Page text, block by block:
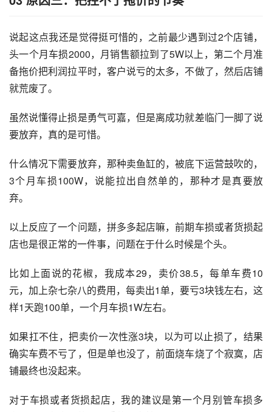
说起这点我还是觉得挺可惜的，之前最少遇到过2个店铺，
头一个月车损2000，月销售额拉到了5W以上，第二个月准
备拖价把利润拉平时，客户说亏的太多，不做了，然后店铺
就荒废了。
虽然说懂得止损是勇气可嘉，但是离成功就差临门一脚了说
要放弃，真的是可惜。
什么情况下需要放弃，那种卖鱼缸的，被底下运营鼓吹的，
3个月车损100W，说能拉出自然单的，那种才是真要放
弃。
以上反应了一个问题，拼多多起店嘛，前期车损或者货损起
店也是很正常的一件事，问题在于什么时候是个头。
比如上面说的花椒，我成本29，卖价38.5，每单车费10
元，加上杂七杂八的费用，每卖出1单，要亏3块钱左右，这
样1天跑100单，一个月车损1W左右。
如果扛不住，把卖价一次性涨3块，以为可以止损了，结果
确实车费不亏了，但是单也没了，前面烧车烧了个寂寞，店
铺最终也没起来。
对于车损或者货损起店，我的建议是第一个月别管车损多